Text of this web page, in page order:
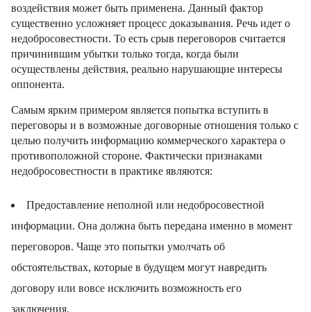
воздействия может быть применена. Данный фактор
существенно усложняет процесс доказывания. Речь идет о
недобросовестности. То есть срыв переговоров считается
причинившим убытки только тогда, когда были
осуществлены действия, реально нарушающие интересы
оппонента.
Самым ярким примером является попытка вступить в
переговоры и в возможные договорные отношения только с
целью получить информацию коммерческого характера о
противоположной стороне. Фактически признаками
недобросовестности в практике являются:
Предоставление неполной или недобросовестной
информации. Она должна быть передана именно в момент
переговоров. Чаще это попытки умолчать об
обстоятельствах, которые в будущем могут навредить
договору или вовсе исключить возможность его
заключения.